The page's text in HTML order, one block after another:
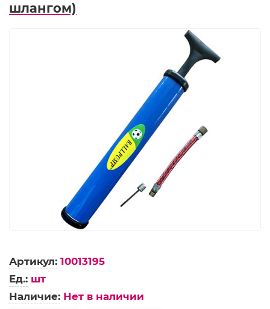
шлангом)
Артикул: 10013195
Ед.: шт
Наличие: Нет в наличии